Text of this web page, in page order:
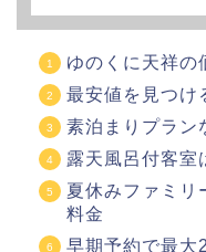
ゆのくに天祥の
最安値を見つけ
素泊まりプラン
露天風呂付客室
夏休みファミリ
料金
早期予約で最大